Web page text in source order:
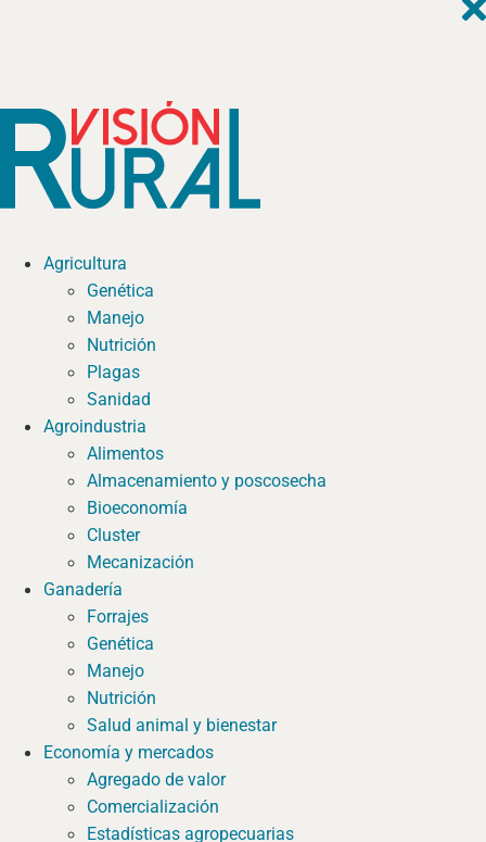
Agricultura
Genética
Manejo
Nutrición
Plagas
Sanidad
Agroindustria
Alimentos
Almacenamiento y poscosecha
Bioeconomía
Cluster
Mecanización
Ganadería
Forrajes
Genética
Manejo
Nutrición
Salud animal y bienestar
Economía y mercados
Agregado de valor
Comercialización
Estadísticas agropecuarias